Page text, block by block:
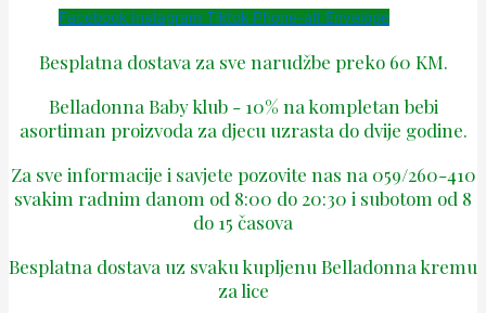
Facebook Instagram Tiktok Phone-alt Envelope
Besplatna dostava za sve narudžbe preko 60 KM.
Belladonna Baby klub - 10% na kompletan bebi
asortiman proizvoda za djecu uzrasta do dvije godine.
Za sve informacije i savjete pozovite nas na 059/260-410
svakim radnim danom od 8:00 do 20:30 i subotom od 8
do 15 časova
Besplatna dostava uz svaku kupljenu Belladonna kremu
za lice